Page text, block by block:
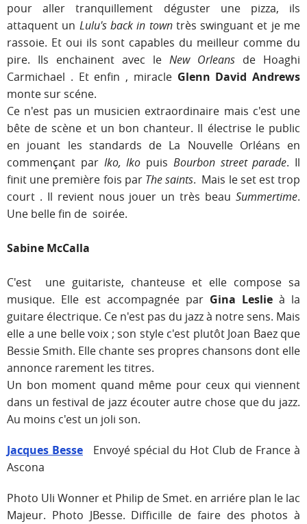
pour aller tranquillement déguster une pizza, ils
attaquent un Lulu's back in town très swinguant et je me
rassoie. Et oui ils sont capables du meilleur comme du
pire. Ils enchainent avec le New Orleans de Hoaghi
Carmichael . Et enfin , miracle Glenn David Andrews
monte sur scéne.
Ce n'est pas un musicien extraordinaire mais c'est une
bête de scène et un bon chanteur. Il électrise le public
en jouant les standards de La Nouvelle Orléans en
commençant par Iko, Iko puis Bourbon street parade. Il
finit une première fois par The saints. Mais le set est trop
court . Il revient nous jouer un très beau Summertime.
Une belle fin de soirée.
Sabine McCalla
C'est une guitariste, chanteuse et elle compose sa
musique. Elle est accompagnée par Gina Leslie à la
guitare électrique. Ce n'est pas du jazz à notre sens. Mais
elle a une belle voix ; son style c'est plutôt Joan Baez que
Bessie Smith. Elle chante ses propres chansons dont elle
annonce rarement les titres.
Un bon moment quand même pour ceux qui viennent
dans un festival de jazz écouter autre chose que du jazz.
Au moins c'est un joli son.
Jacques Besse Envoyé spécial du Hot Club de France à
Ascona
Photo Uli Wonner et Philip de Smet. en arriére plan le lac
Majeur. Photo JBesse. Difficille de faire des photos à